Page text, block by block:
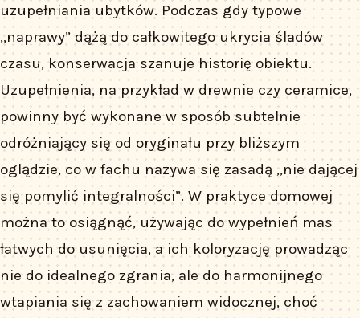
uzupełniania ubytków. Podczas gdy typowe
„naprawy” dążą do całkowitego ukrycia śladów
czasu, konserwacja szanuje historię obiektu.
Uzupełnienia, na przykład w drewnie czy ceramice,
powinny być wykonane w sposób subtelnie
odróżniający się od oryginału przy bliższym
oglądzie, co w fachu nazywa się zasadą „nie dającej
się pomylić integralności”. W praktyce domowej
można to osiągnąć, używając do wypełnień mas
łatwych do usunięcia, a ich koloryzację prowadząc
nie do idealnego zgrania, ale do harmonijnego
wtapiania się z zachowaniem widocznej, choć